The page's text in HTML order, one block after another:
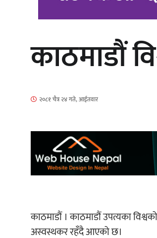
‘दुर्गा’ निर्माण गर्दै
गीति एल्बम
काठमाडौं
२०८१ चैत्र २४ गते, आईतवार
काठमाडौं । काठमाडौं उपत्यका
अस्वस्थकर रहँदै आएको छ।